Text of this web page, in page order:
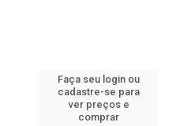
Faça seu login ou
cadastre-se para
ver preços e
comprar